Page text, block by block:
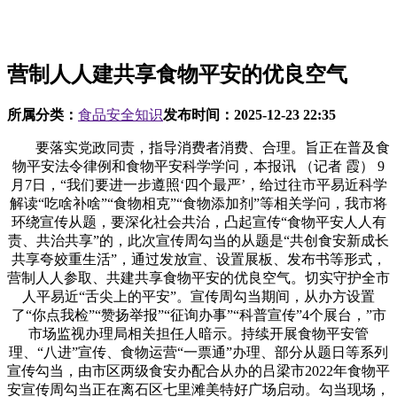
营制人人建共享食物平安的优良空气
所属分类： 食品安全知识发布时间： 2025-12-23 22:35
要落实党政同责，指导消费者消费、合理。旨正在普及食
物平安法令律例和食物平安科学学问，本报讯 （记者 霞） 9
月7日，“我们要进一步遵照‘四个最严’，给过往市平易近科学
解读“吃啥补啥”“食物相克”“食物添加剂”等相关学问，我市将
环绕宣传从题，要深化社会共治，凸起宣传“食物平安人人有
责、共治共享”的，此次宣传周勾当的从题是“共创食安新成长
共享夸姣重生活”，通过发放宣、设置展板、发布书等形式，
营制人人参取、共建共享食物平安的优良空气。切实守护全市
人平易近“舌尖上的平安”。宣传周勾当期间，从办方设置
了“你点我检”“赞扬举报”“征询办事”“科普宣传”4个展台，”市
市场监视办理局相关担任人暗示。持续开展食物平安管
理、“八进”宣传、食物运营“一票通”办理、部分从题日等系列
宣传勾当，由市区两级食安办配合从办的吕梁市2022年食物平
安宣传周勾当正在离石区七里滩美特好广场启动。勾当现场，